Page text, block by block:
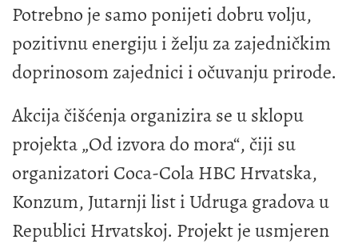
Potrebno je samo ponijeti dobru volju,
pozitivnu energiju i želju za zajedničkim
doprinosom zajednici i očuvanju prirode.
Akcija čišćenja organizira se u sklopu
projekta „Od izvora do mora“, čiji su
organizatori Coca-Cola HBC Hrvatska,
Konzum, Jutarnji list i Udruga gradova u
Republici Hrvatskoj. Projekt je usmjeren